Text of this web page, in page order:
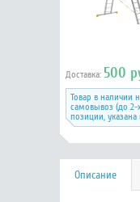
Доставка: 500
Товар в наличии
самовывоз (до 2-
позиции,
Описание